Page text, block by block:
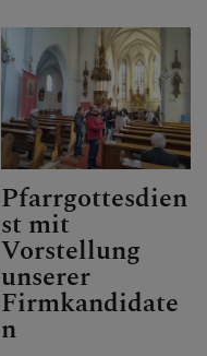
Pfarrgottesdien
st mit
Vorstellung
unserer
Firmkandidate
n